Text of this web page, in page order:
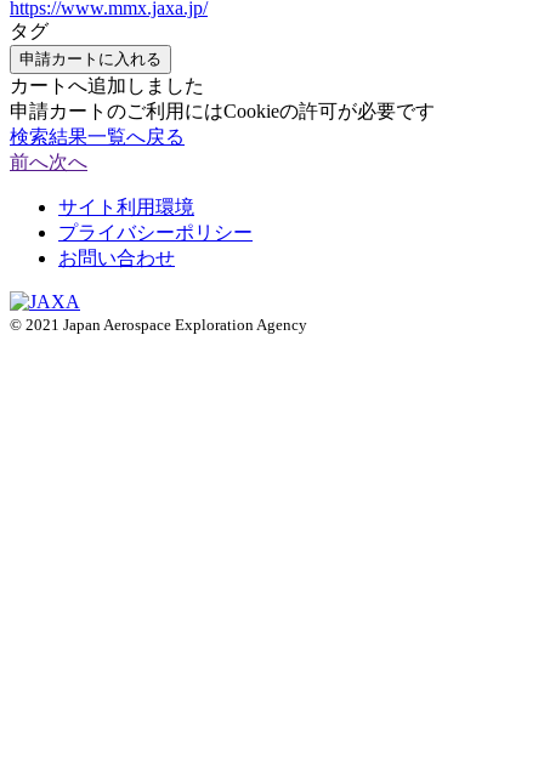
https://www.mmx.jaxa.jp/
タグ
申請カートに入れる
カートへ追加しました
申請カートのご利用にはCookieの許可が必要です
検索結果一覧へ戻る
前へ次へ
サイト利用環境
プライバシーポリシー
お問い合わせ
© 2021 Japan Aerospace Exploration Agency